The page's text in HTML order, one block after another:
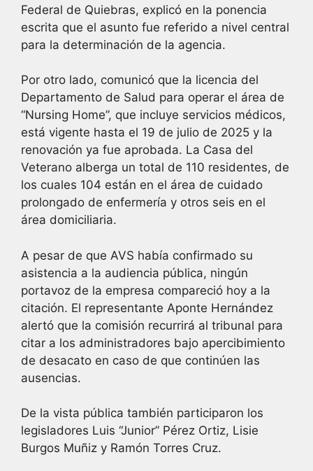
Federal de Quiebras, explicó en la ponencia
escrita que el asunto fue referido a nivel central
para la determinación de la agencia.
Por otro lado, comunicó que la licencia del
Departamento de Salud para operar el área de
“Nursing Home”, que incluye servicios médicos,
está vigente hasta el 19 de julio de 2025 y la
renovación ya fue aprobada. La Casa del
Veterano alberga un total de 110 residentes, de
los cuales 104 están en el área de cuidado
prolongado de enfermería y otros seis en el
área domiciliaria.
A pesar de que AVS había confirmado su
asistencia a la audiencia pública, ningún
portavoz de la empresa compareció hoy a la
citación. El representante Aponte Hernández
alertó que la comisión recurrirá al tribunal para
citar a los administradores bajo apercibimiento
de desacato en caso de que continúen las
ausencias.
De la vista pública también participaron los
legisladores Luis “Junior” Pérez Ortiz, Lisie
Burgos Muñiz y Ramón Torres Cruz.